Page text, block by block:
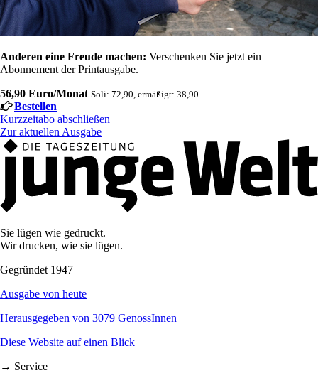
Anderen eine Freude machen: Verschenken Sie jetzt ein
Abonnement der Printausgabe.
56,90 Euro/Monat Soli: 72,90, ermäßigt: 38,90
Bestellen
Kurzzeitabo abschließen
Zur aktuellen Ausgabe
Sie lügen wie gedruckt.
Wir drucken, wie sie lügen.
Gegründet 1947
Ausgabe von heute
Herausgegeben von 3079 GenossInnen
Diese Website auf einen Blick
→ Service